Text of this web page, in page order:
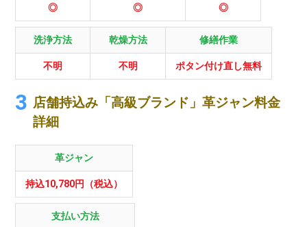
◎ ◎ ◎
洗浄方法 乾燥方法 修繕作業
不明 不明 ポタン付け直し無料
店舗持込み「高級ブランド」革ジャン料金
詳細
革ジャン
持込10,780円（税込）
支払い方法